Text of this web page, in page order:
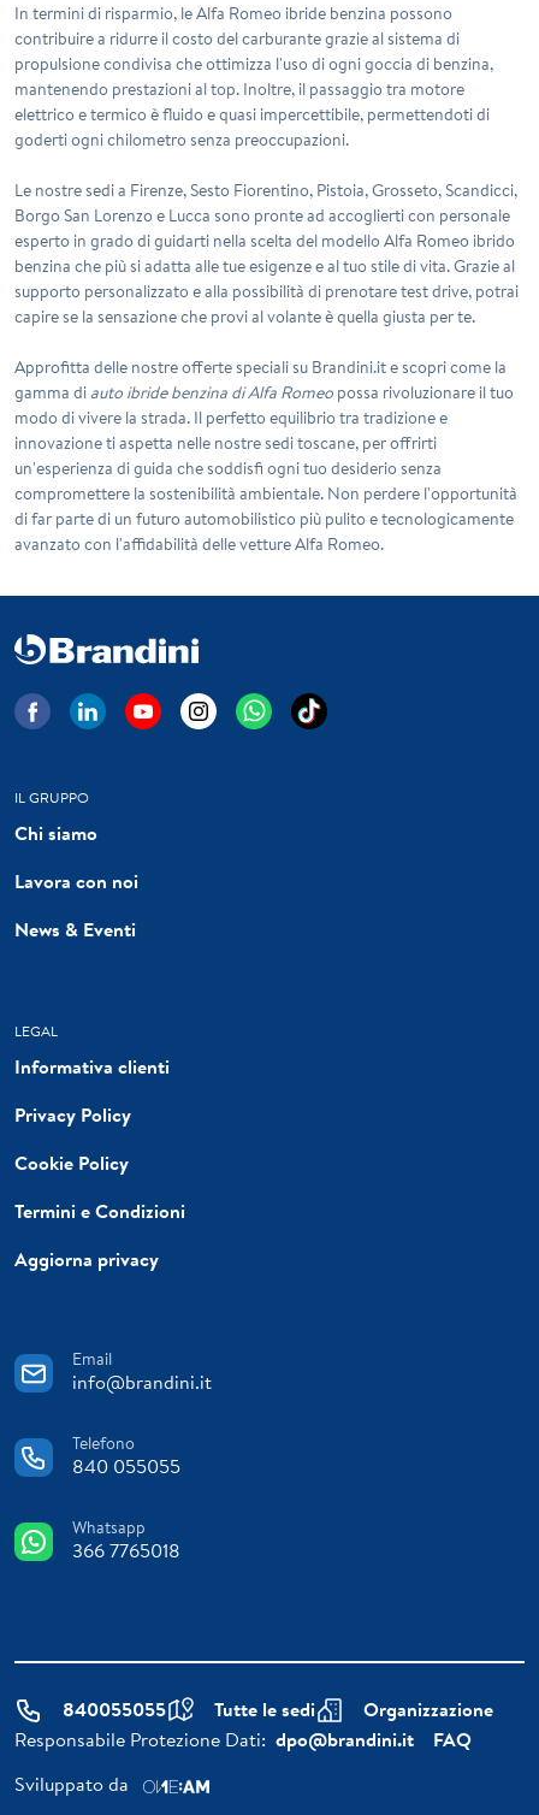
In termini di risparmio, le Alfa Romeo ibride benzina possono
contribuire a ridurre il costo del carburante grazie al sistema di
propulsione condivisa che ottimizza l'uso di ogni goccia di benzina,
mantenendo prestazioni al top. Inoltre, il passaggio tra motore
elettrico e termico è fluido e quasi impercettibile, permettendoti di
goderti ogni chilometro senza preoccupazioni.
Le nostre sedi a Firenze, Sesto Fiorentino, Pistoia, Grosseto, Scandicci,
Borgo San Lorenzo e Lucca sono pronte ad accoglierti con personale
esperto in grado di guidarti nella scelta del modello Alfa Romeo ibrido
benzina che più si adatta alle tue esigenze e al tuo stile di vita. Grazie al
supporto personalizzato e alla possibilità di prenotare test drive, potrai
capire se la sensazione che provi al volante è quella giusta per te.
Approfitta delle nostre offerte speciali su Brandini.it e scopri come la
gamma di auto ibride benzina di Alfa Romeo possa rivoluzionare il tuo
modo di vivere la strada. Il perfetto equilibrio tra tradizione e
innovazione ti aspetta nelle nostre sedi toscane, per offrirti
un'esperienza di guida che soddisfi ogni tuo desiderio senza
compromettere la sostenibilità ambientale. Non perdere l'opportunità
di far parte di un futuro automobilistico più pulito e tecnologicamente
avanzato con l'affidabilità delle vetture Alfa Romeo.
IL GRUPPO
Chi siamo
Lavora con noi
News & Eventi
LEGAL
Informativa clienti
Privacy Policy
Cookie Policy
Termini e Condizioni
Aggiorna privacy
Email
info@brandini.it
Telefono
840 055055
Whatsapp
366 7765018
840055055 Tutte le sedi
Organizzazione
Responsabile Protezione Dati: dpo@brandini.it
FAQ
Sviluppato da